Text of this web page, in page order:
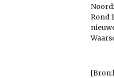
Rond